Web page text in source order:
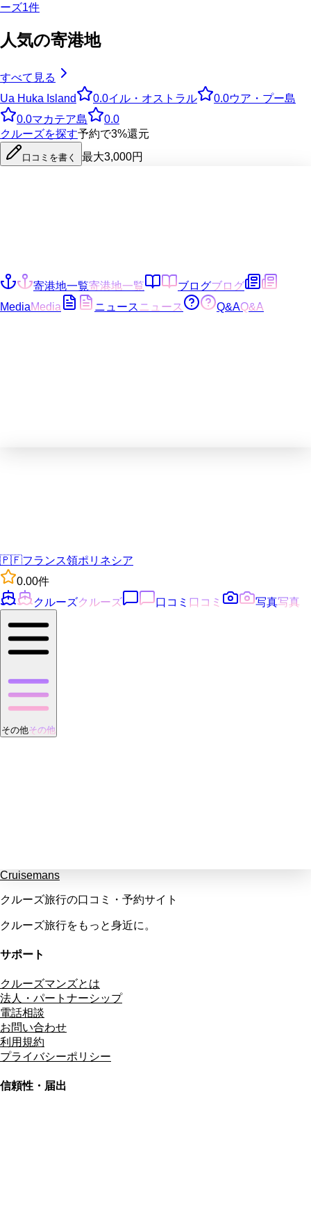
ーズ1件
人気の寄港地
すべて見る
Ua Huka Island
0.0イル・オストラル 0.0ウア・プー島
0.0マカテア島
0.0
クルーズを探す予約で3%還元
口コミを書く 最大3,000円
寄港地一覧寄港地一覧 ブログブログ
MediaMedia ニュースニュース Q&AQ&A
🇵🇫フランス領ポリネシア
0.00件
クルーズクルーズ 口コミ 口コミ 写真写真
その他その他
Cruisemans
クルーズ旅行の口コミ・予約サイト
クルーズ旅行をもっと身近に。
サポート
クルーズマンズとは
法人・パートナーシップ
電話相談
お問い合わせ
利用規約
プライバシーポリシー
信頼性・届出